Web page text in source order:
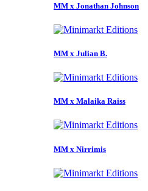
MM x Jonathan Johnson
MM x Julian B.
MM x Malaika Raiss
MM x Nirrimis